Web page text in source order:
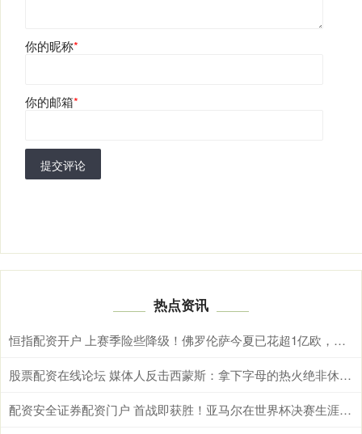
你的昵称*
你的邮箱*
提交评论
热点资讯
恒指配资开户 上赛季险些降级！佛罗伦萨今夏已花超1亿欧，签马斯坦托诺等10将
股票配资在线论坛 媒体人反击西蒙斯：拿下字母的热火绝非休赛期最大输家 绿军才是
配资安全证券配资门户 首战即获胜！亚马尔在世界杯决赛生涯首战梅西即取胜